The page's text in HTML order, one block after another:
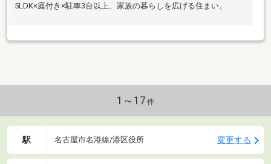
5LDK×庭付き×駐車3台以上、家族の暮らしを広げる住まい。
1～17 件
駅 名古屋市名港線/港区役所 変更する